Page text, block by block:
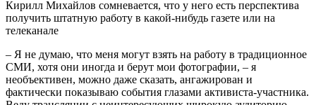
Кирилл Михайлов сомневается, что у него есть перспектива
получить штатную работу в какой-нибудь газете или на
телеканале
– Я не думаю, что меня могут взять на работу в традиционное
СМИ, хотя они иногда и берут мои фотографии, – я
необъективен, можно даже сказать, ангажирован и
фактически показываю события глазами активиста-участника.